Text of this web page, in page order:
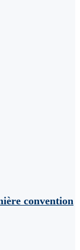
convention